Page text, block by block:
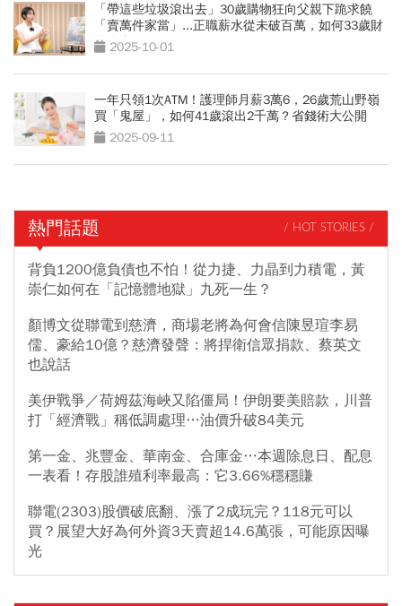
「帶這些垃圾滾出去」30歲購物狂向父親下跪求饒
「賣萬件家當」...正職薪水從未破百萬，如何33歲財
務自由？
2025-10-01
一年只領1次ATM！護理師月薪3萬6，26歲荒山野嶺
買「鬼屋」，如何41歲滾出2千萬？省錢術大公開
2025-09-11
熱門話題 / HOT STORIES /
背負1200億負債也不怕！從力捷、力晶到力積電，黃
崇仁如何在「記憶體地獄」九死一生？
顏博文從聯電到慈濟，商場老將為何會信陳昱瑄李易
儒、豪給10億？慈濟發聲：將捍衛信眾捐款、蔡英文
也說話
美伊戰爭／荷姆茲海峽又陷僵局！伊朗要美賠款，川普
打「經濟戰」稱低調處理…油價升破84美元
第一金、兆豐金、華南金、合庫金…本週除息日、配息
一表看！存股誰殖利率最高：它3.66%穩穩賺
聯電(2303)股價破底翻、漲了2成玩完？118元可以
買？展望大好為何外資3天賣超14.6萬張，可能原因曝
光